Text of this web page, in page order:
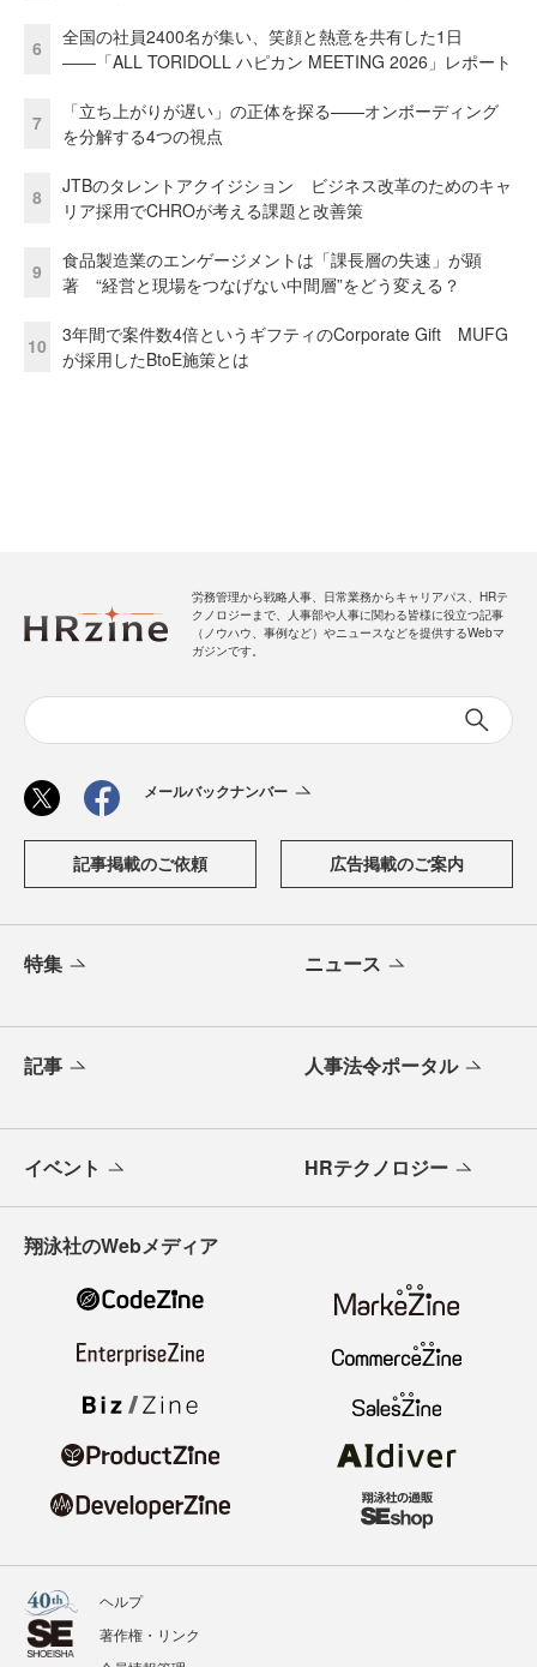
6
全国の社員2400名が集い、笑顔と熱意を共有した1日
――「ALL TORIDOLL ハピカン MEETING 2026」レポート
7
「立ち上がりが遅い」の正体を探る——オンボーディング
を分解する4つの視点
8
JTBのタレントアクイジション ビジネス改革のためのキャ
リア採用でCHROが考える課題と改善策
9
食品製造業のエンゲージメントは「課長層の失速」が顕
著 “経営と現場をつなげない中間層”をどう変える？
10
3年間で案件数4倍というギフティのCorporate Gift MUFG
が採用したBtoE施策とは
労務管理から戦略人事、日常業務からキャリアパス、HRテ
クノロジーまで、人事部や人事に関わる皆様に役立つ記事
（ノウハウ、事例など）やニュースなどを提供するWebマ
ガジンです。
メールバックナンバー
記事掲載のご依頼 広告掲載のご案内
特集 ニュース
記事 人事法令ポータル
イベント HRテクノロジー
翔泳社のWebメディア
ヘルプ
著作権・リンク